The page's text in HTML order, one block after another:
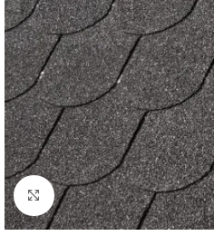
Клацніть, щоб збільшити